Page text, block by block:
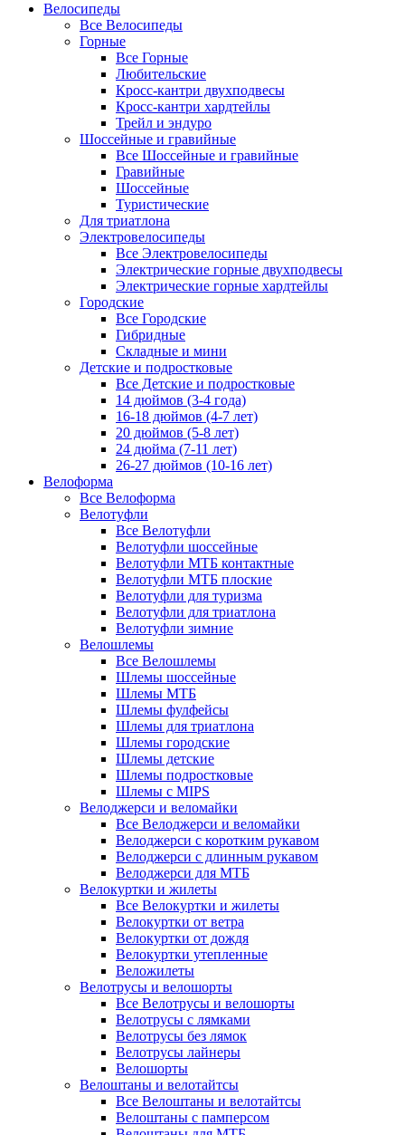
Велосипеды
Все Велосипеды
Горные
Все Горные
Любительские
Кросс-кантри двухподвесы
Кросс-кантри хардтейлы
Трейл и эндуро
Шоссейные и гравийные
Все Шоссейные и гравийные
Гравийные
Шоссейные
Туристические
Для триатлона
Электровелосипеды
Все Электровелосипеды
Электрические горные двухподвесы
Электрические горные хардтейлы
Городские
Все Городские
Гибридные
Складные и мини
Детские и подростковые
Все Детские и подростковые
14 дюймов (3-4 года)
16-18 дюймов (4-7 лет)
20 дюймов (5-8 лет)
24 дюйма (7-11 лет)
26-27 дюймов (10-16 лет)
Велоформа
Все Велоформа
Велотуфли
Все Велотуфли
Велотуфли шоссейные
Велотуфли МТБ контактные
Велотуфли МТБ плоские
Велотуфли для туризма
Велотуфли для триатлона
Велотуфли зимние
Велошлемы
Все Велошлемы
Шлемы шоссейные
Шлемы МТБ
Шлемы фулфейсы
Шлемы для триатлона
Шлемы городские
Шлемы детские
Шлемы подростковые
Шлемы с MIPS
Велоджерси и веломайки
Все Велоджерси и веломайки
Велоджерси с коротким рукавом
Велоджерси с длинным рукавом
Велоджерси для МТБ
Велокуртки и жилеты
Все Велокуртки и жилеты
Велокуртки от ветра
Велокуртки от дождя
Велокуртки утепленные
Веложилеты
Велотрусы и велошорты
Все Велотрусы и велошорты
Велотрусы с лямками
Велотрусы без лямок
Велотрусы лайнеры
Велошорты
Велоштаны и велотайтсы
Все Велоштаны и велотайтсы
Велоштаны с памперсом